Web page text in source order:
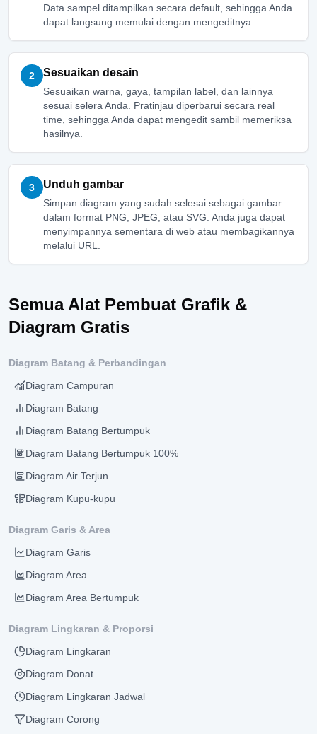
Data sampel ditampilkan secara default, sehingga Anda
dapat langsung memulai dengan mengeditnya.
2 Sesuaikan desain
Sesuaikan warna, gaya, tampilan label, dan lainnya
sesuai selera Anda. Pratinjau diperbarui secara real
time, sehingga Anda dapat mengedit sambil memeriksa
hasilnya.
3 Unduh gambar
Simpan diagram yang sudah selesai sebagai gambar
dalam format PNG, JPEG, atau SVG. Anda juga dapat
menyimpannya sementara di web atau membagikannya
melalui URL.
Semua Alat Pembuat Grafik &
Diagram Gratis
Diagram Batang & Perbandingan
Diagram Campuran
Diagram Batang
Diagram Batang Bertumpuk
Diagram Batang Bertumpuk 100%
Diagram Air Terjun
Diagram Kupu-kupu
Diagram Garis & Area
Diagram Garis
Diagram Area
Diagram Area Bertumpuk
Diagram Lingkaran & Proporsi
Diagram Lingkaran
Diagram Donat
Diagram Lingkaran Jadwal
Diagram Corong